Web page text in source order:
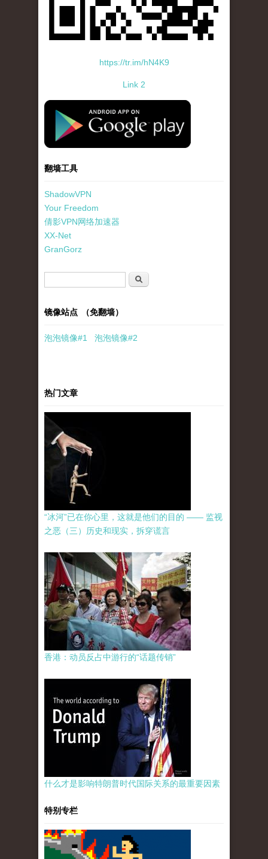
https://tr.im/hN4K9
Link 2
standard-icon-googleplay-app-store.png
翻墙工具
ShadowVPN
Your Freedom
倩影VPN网络加速器
XX-Net
GranGorz
搜索
镜像站点 （免翻墙）
泡泡镜像#1 泡泡镜像#2
热门文章
“冰河”已在你心里，这就是他们的目的 —— 监视
之恶（三）历史和现实，拆穿谎言
香港：动员反占中游行的“话题传销”
什么才是影响特朗普时代国际关系的最重要因素
特别专栏